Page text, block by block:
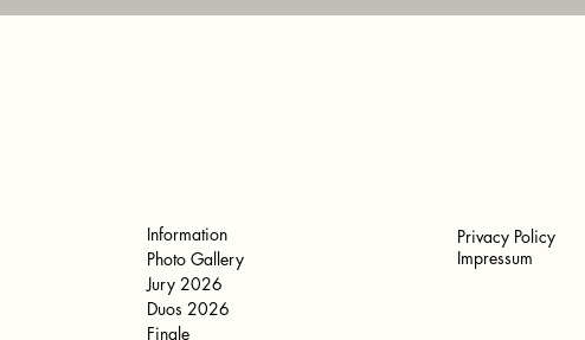
Information
Photo Gallery
Jury 2026
Duos 2026
Finale
Privacy Policy
Impressum